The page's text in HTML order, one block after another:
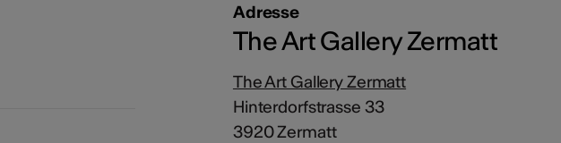
Adresse
The Art Gallery Zermatt
The Art Gallery Zermatt
Hinterdorfstrasse 33
3920 Zermatt